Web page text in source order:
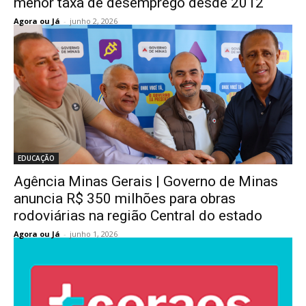
Agora ou Já - junho 2, 2026
EDUCAÇÃO
Agência Minas Gerais | Governo de Minas
anuncia R$ 350 milhões para obras
rodoviárias na região Central do estado
Agora ou Já - junho 1, 2026